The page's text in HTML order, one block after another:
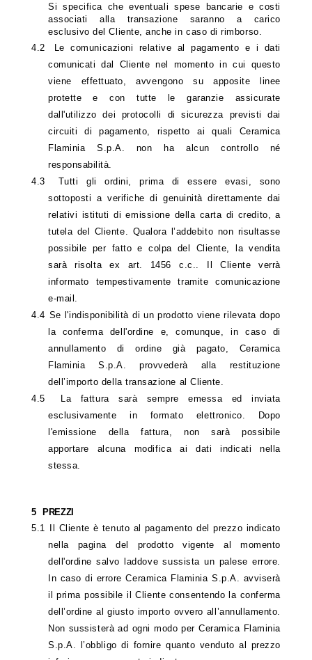
Si specifica che eventuali spese bancarie e costi
associati alla transazione saranno a carico
esclusivo del Cliente, anche in caso di rimborso.
4.2
Le comunicazioni relative al pagamento e i dati
comunicati dal Cliente nel momento in cui questo
viene effettuato, avvengono su apposite linee
protette e con tutte le garanzie assicurate
dall'utilizzo dei protocolli di sicurezza previsti dai
circuiti di pagamento, rispetto ai quali Ceramica
Flaminia S.p.A. non ha alcun controllo né
responsabilità.
4.3
Tutti gli ordini, prima di essere evasi, sono
sottoposti a verifiche di genuinità direttamente dai
relativi istituti di emissione della carta di credito, a
tutela del Cliente. Qualora l’addebito non risultasse
possibile per fatto e colpa del Cliente, la vendita
sarà risolta ex art. 1456 c.c.. Il Cliente verrà
informato tempestivamente tramite comunicazione
e-mail.
4.4 Se l'indisponibilità di un prodotto viene rilevata dopo
la conferma dell'ordine e, comunque, in caso di
annullamento di ordine già pagato, Ceramica
Flaminia S.p.A. provvederà alla restituzione
dell’importo della transazione al Cliente.
4.5
La fattura sarà sempre emessa ed inviata
esclusivamente in formato elettronico. Dopo
l'emissione della fattura, non sarà possibile
apportare alcuna modifica ai dati indicati nella
stessa.
5
PREZZI
5.1
Il Cliente è tenuto al pagamento del prezzo indicato
nella pagina del prodotto vigente al momento
dell'ordine salvo laddove sussista un palese errore.
In caso di errore Ceramica Flaminia S.p.A. avviserà
il prima possibile il Cliente consentendo la conferma
dell’ordine al giusto importo ovvero all’annullamento.
Non sussisterà ad ogni modo per Ceramica Flaminia
S.p.A. l’obbligo di fornire quanto venduto al prezzo